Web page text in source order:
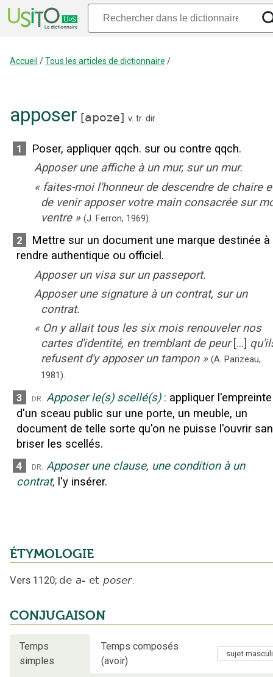
Accueil /Tous les articles de dictionnaire /
apposer [apoze] v. tr. dir.
1
Poser, appliquer qqch. sur ou contre qqch.
Apposer une affiche à un mur, sur un mur.
« faites-moi l'honneur de descendre de chaire
de venir apposer votre main consacrée sur
ventre » (J. Ferron, 1969).
2
Mettre sur un document une marque destinée à
rendre authentique ou officiel.
Apposer un visa sur un passeport.
Apposer une signature à un contrat, sur un
contrat.
« On y allait tous les six mois renouveler nos
cartes d'identité, en tremblant de peur [...]
refusent d'y apposer un tampon » (A. Parizeau,
1981).
3 dr. Apposer le(s) scellé(s) : appliquer l'empreinte
d'un sceau public sur une porte, un meuble, un
document de telle sorte qu'on ne puisse l'ouvrir
briser les scellés.
4 dr. Apposer une clause, une condition à un
contrat, l'y insérer.
ÉTYMOLOGIE
Vers 1120; de a- et poser.
CONJUGAISON
Temps
simples
Temps composés
(avoir)